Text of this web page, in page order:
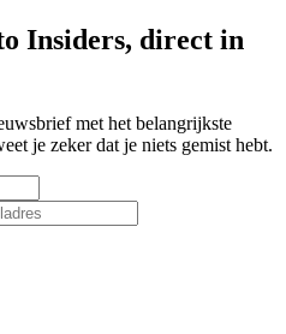
Insiders, direct in
met het belangrijkste
je zeker dat je niets gemist hebt.